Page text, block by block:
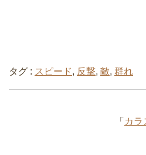
タグ : スピード, 反撃, 敵, 群れ
「 カラ